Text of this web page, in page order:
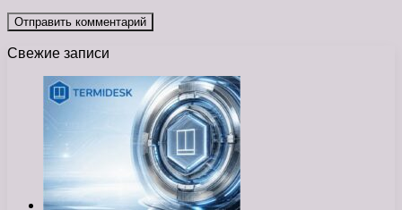
Свежие записи